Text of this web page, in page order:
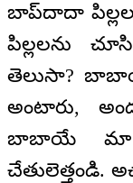
బాప్‌దాదా
పిల్లలను
తెలుసా?
అంటారు,
బాబాయే మా
చేతులెత్తండి.